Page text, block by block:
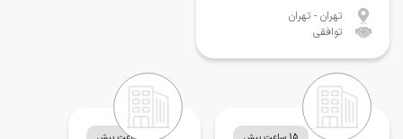
تهران - تهران
توافقی